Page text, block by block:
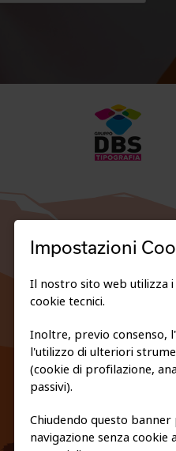
FEDERAZIONE
PRIVACY E
Impostazioni
Il nostro sito web utilizza
cookie tecnici.
Inoltre, previo consenso,
l'utilizzo di ulteriori
(cookie di profilazione,
passivi).
Chiudendo questo
navigazione senza cookie